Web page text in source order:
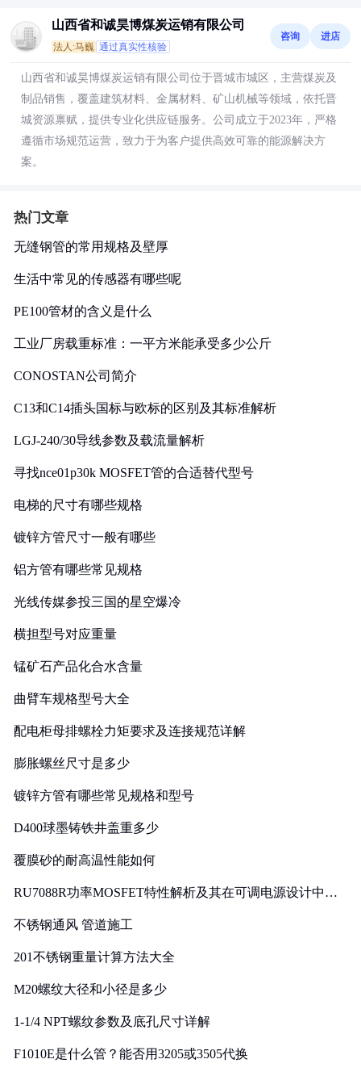
山西省和诚昊博煤炭运销有限公司
法人:马巍 通过真实性核验
咨询 进店
山西省和诚昊博煤炭运销有限公司位于晋城市城区，主营煤炭及
制品销售，覆盖建筑材料、金属材料、矿山机械等领域，依托晋
城资源禀赋，提供专业化供应链服务。公司成立于2023年，严格
遵循市场规范运营，致力于为客户提供高效可靠的能源解决方
案。
热门文章
无缝钢管的常用规格及壁厚
生活中常见的传感器有哪些呢
PE100管材的含义是什么
工业厂房载重标准：一平方米能承受多少公斤
CONOSTAN公司简介
C13和C14插头国标与欧标的区别及其标准解析
LGJ-240/30导线参数及载流量解析
寻找nce01p30k MOSFET管的合适替代型号
电梯的尺寸有哪些规格
镀锌方管尺寸一般有哪些
铝方管有哪些常见规格
光线传媒参投三国的星空爆冷
横担型号对应重量
锰矿石产品化合水含量
曲臂车规格型号大全
配电柜母排螺栓力矩要求及连接规范详解
膨胀螺丝尺寸是多少
镀锌方管有哪些常见规格和型号
D400球墨铸铁井盖重多少
覆膜砂的耐高温性能如何
RU7088R功率MOSFET特性解析及其在可调电源设计中的
不锈钢通风 管道施工
201不锈钢重量计算方法大全
M20螺纹大径和小径是多少
1-1/4 NPT螺纹参数及底孔尺寸详解
F1010E是什么管？能否用3205或3505代换